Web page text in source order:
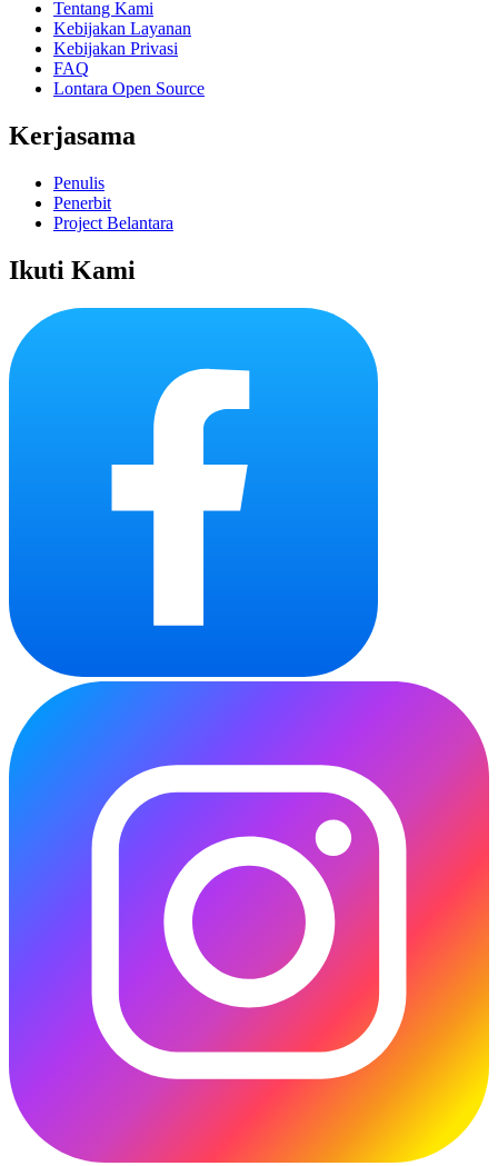
Tentang Kami
Kebijakan Layanan
Kebijakan Privasi
FAQ
Lontara Open Source
Kerjasama
Penulis
Penerbit
Project Belantara
Ikuti Kami